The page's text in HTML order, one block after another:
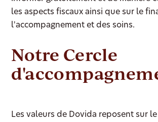
les aspects fiscaux ainsi que sur le
l'accompagnement et des soins.
Notre Cercle
Les valeurs de Dovida reposent sur